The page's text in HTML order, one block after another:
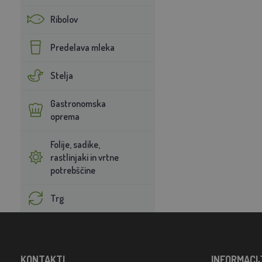
Ribolov
Predelava mleka
Stelja
Gastronomska
oprema
Folije, sadike,
rastlinjaki in vrtne
potrebščine
Trg